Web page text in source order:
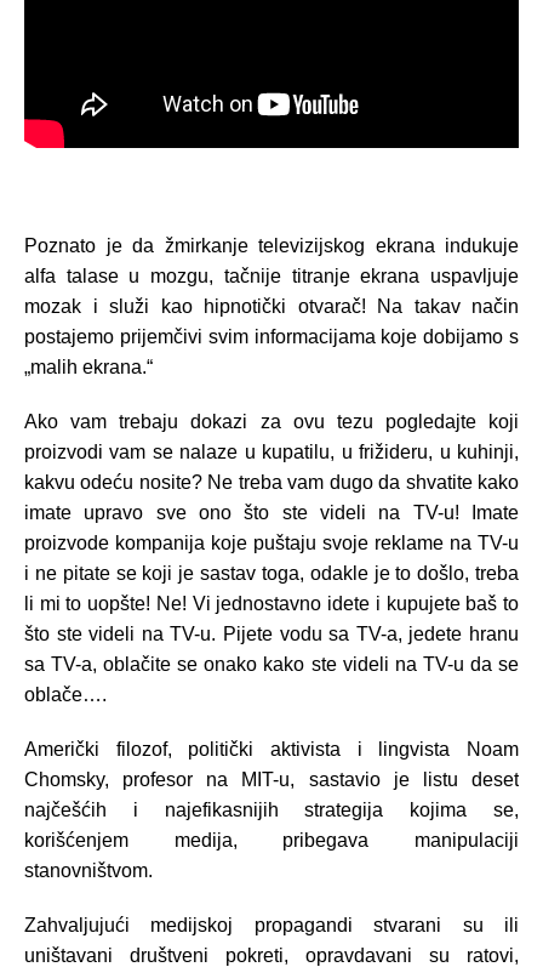
Poznato je da žmirkanje televizijskog ekrana indukuje
alfa talase u mozgu, tačnije titranje ekrana uspavljuje
mozak i služi kao hipnotički otvarač! Na takav način
postajemo prijemčivi svim informacijama koje dobijamo s
„malih ekrana.“
Ako vam trebaju dokazi za ovu tezu pogledajte koji
proizvodi vam se nalaze u kupatilu, u frižideru, u kuhinji,
kakvu odeću nosite? Ne treba vam dugo da shvatite kako
imate upravo sve ono što ste videli na TV-u! Imate
proizvode kompanija koje puštaju svoje reklame na TV-u
i ne pitate se koji je sastav toga, odakle je to došlo, treba
li mi to uopšte! Ne! Vi jednostavno idete i kupujete baš to
što ste videli na TV-u. Pijete vodu sa TV-a, jedete hranu
sa TV-a, oblačite se onako kako ste videli na TV-u da se
oblače….
Američki filozof, politički aktivista i lingvista Noam
Chomsky, profesor na MIT-u, sastavio je listu deset
najčešćih i najefikasnijih strategija kojima se,
korišćenjem medija, pribegava manipulaciji
stanovništvom.
Zahvaljujući medijskoj propagandi stvarani su ili
uništavani društveni pokreti, opravdavani su ratovi,